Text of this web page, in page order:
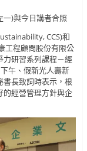
一)與今日講者合照
CCS)和
工程顧問股份有限公
力研習系列課程－經
午、假新光人壽新
長致詞時表示，根
的經營管理方針與企